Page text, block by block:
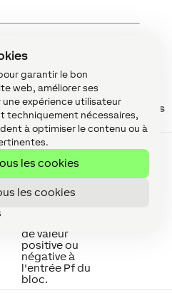
garantir le bon
web, améliorer ses
expérience utilisateur
techniquement nécessaires,
à optimiser le contenu ou à
les cookies
les cookies
Description Valeurs
Spécifie si le
physique
fournit la
valeur de
charge ou de
de valeur
positive ou
négative à
l'entrée Pf du
bloc.